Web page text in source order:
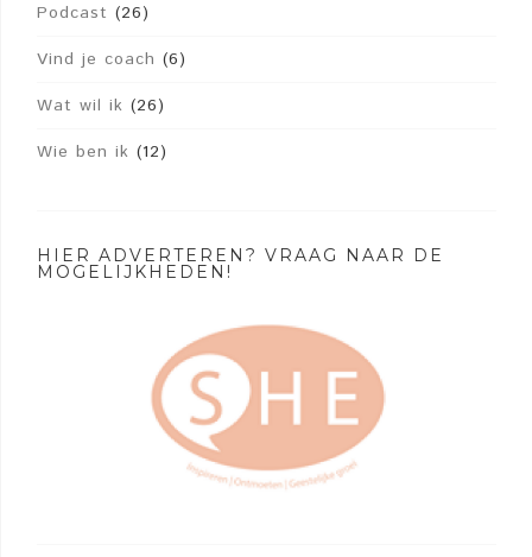
Podcast (26)
Vind je coach (6)
Wat wil ik (26)
Wie ben ik (12)
HIER ADVERTEREN? VRAAG NAAR DE
MOGELIJKHEDEN!